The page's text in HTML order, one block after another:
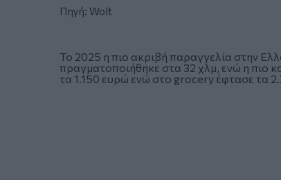
Πηγή: Wolt
Το 2025 η πιο ακριβή παραγγελία στην
πραγματοποιήθηκε στα 32 χλμ, ενώ η πιο
τα 1.150 ευρώ ενώ στο grocery έφτασε τα